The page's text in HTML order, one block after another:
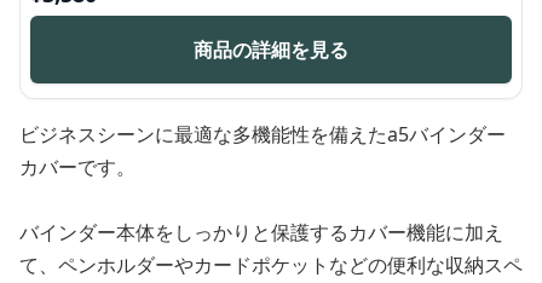
商品の詳細を見る
ビジネスシーンに最適な多機能性を備えたa5バインダー
カバーです。
バインダー本体をしっかりと保護するカバー機能に加え
て、ペンホルダーやカードポケットなどの便利な収納スペ